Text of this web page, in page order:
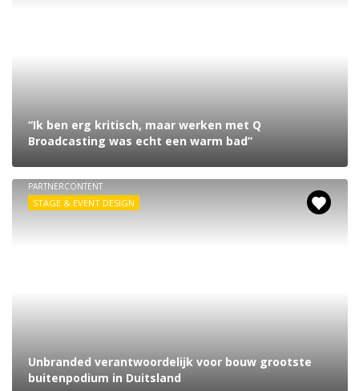
“Ik ben erg kritisch, maar werken met Q
Broadcasting was echt een warm bad”
STAGE & EVENT DESIGN
PARTNERCONTENT
Unbranded verantwoordelijk voor bouw grootste
buitenpodium in Duitsland